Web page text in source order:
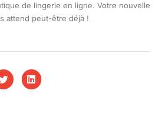
de lingerie en ligne. Votre nouvelle
attend peut-être déjà !